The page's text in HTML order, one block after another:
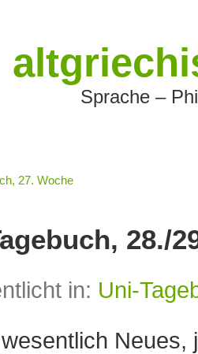
Sprache –
27. Woche
28./
in: Uni-
Neues,